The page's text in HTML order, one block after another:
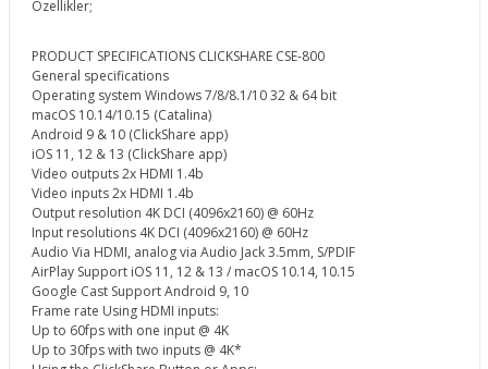
Özellikler;
PRODUCT SPECIFICATIONS CLICKSHARE CSE-800
General specifications
Operating system Windows 7/8/8.1/10 32 & 64 bit
macOS 10.14/10.15 (Catalina)
Android 9 & 10 (ClickShare app)
iOS 11, 12 & 13 (ClickShare app)
Video outputs 2x HDMI 1.4b
Video inputs 2x HDMI 1.4b
Output resolution 4K DCI (4096x2160) @ 60Hz
Input resolutions 4K DCI (4096x2160) @ 60Hz
Audio Via HDMI, analog via Audio Jack 3.5mm, S/PDIF
AirPlay Support iOS 11, 12 & 13 / macOS 10.14, 10.15
Google Cast Support Android 9, 10
Frame rate Using HDMI inputs:
Up to 60fps with one input @ 4K
Up to 30fps with two inputs @ 4K*